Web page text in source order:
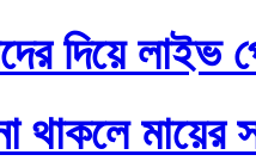
দিয়ে লাইভ
থাকলে মায়ের